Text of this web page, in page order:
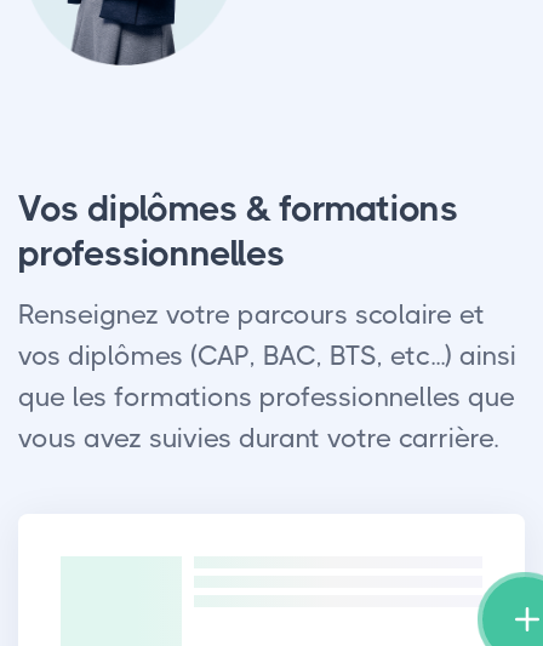
Vos diplômes & formations
professionnelles
Renseignez votre parcours scolaire et
vos diplômes (CAP, BAC, BTS, etc...) ainsi
que les formations professionnelles que
vous avez suivies durant votre carrière.